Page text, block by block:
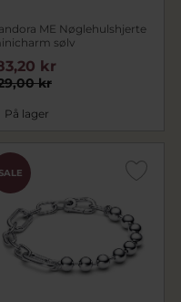
ME Nøglehulshjerte
sølv
kr
kr
På lager
SALE